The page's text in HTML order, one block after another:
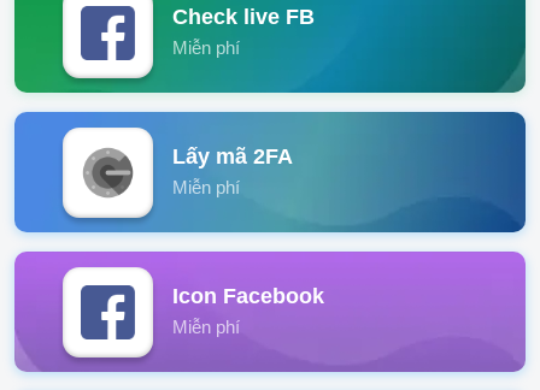
Check live FB
Miễn phí
Lấy mã 2FA
Miễn phí
Icon Facebook
Miễn phí